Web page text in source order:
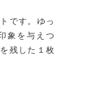
です。ゆっ
象を与えつ
残した１枚